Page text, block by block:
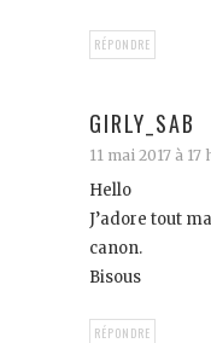
RÉPONDRE
GIRLY_SAB
11 mai 2017 à 17
Hello
J’adore tout
canon.
Bisous
RÉPONDRE